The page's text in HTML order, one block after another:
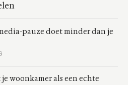
pauze doet minder dan je
woonkamer als een echte